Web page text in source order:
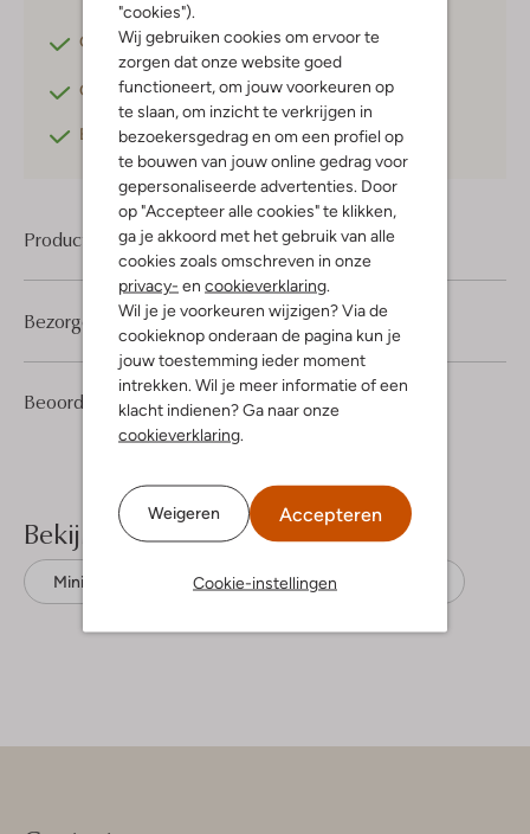
"cookies").
Wij gebruiken cookies om ervoor te
zorgen dat onze website goed
functioneert, om jouw voorkeuren op
te slaan, om inzicht te verkrijgen in
bezoekersgedrag en om een profiel op
te bouwen van jouw online gedrag voor
gepersonaliseerde advertenties. Door
op "Accepteer alle cookies" te klikken,
ga je akkoord met het gebruik van alle
cookies zoals omschreven in onze
privacy- en cookieverklaring
Wil je je voorkeuren wijzigen? Via de
cookieknop onderaan de pagina kun je
jouw toestemming ieder moment
intrekken. Wil je meer informatie of een
klacht indienen? Ga naar onze
cookieverklaring
Weigeren Accepteren
Cookie-instellingen
Gratis verzendingvanaf €75,-
Gratis retournerenbinnen 30 dagen*
Betaal achterafmet Klarna
Product informatie
Beoordelingen (1) 5
1
5
Sterren
Bezorgen & retourneren
Bekijk meer
Minirokken Harper & Yve